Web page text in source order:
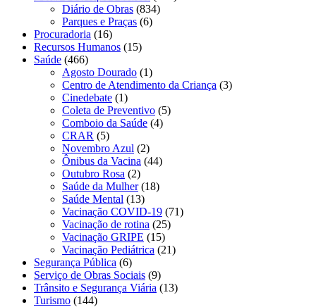
Diário de Obras (834)
Parques e Praças (6)
Procuradoria (16)
Recursos Humanos (15)
Saúde (466)
Agosto Dourado (1)
Centro de Atendimento da Criança (3)
Cinedebate (1)
Coleta de Preventivo (5)
Comboio da Saúde (4)
CRAR (5)
Novembro Azul (2)
Ônibus da Vacina (44)
Outubro Rosa (2)
Saúde da Mulher(18)
Saúde Mental (13)
Vacinação COVID-19 (71)
Vacinação de rotina (25)
Vacinação GRIPE (15)
Vacinação Pediátrica (21)
Segurança Pública (6)
Serviço de Obras Sociais (9)
Trânsito e Segurança Viária (13)
Turismo (144)